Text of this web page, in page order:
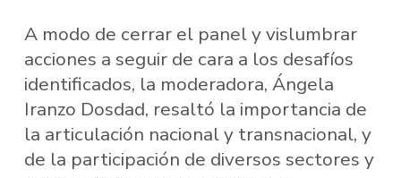
A modo de cerrar el panel y vislumbrar
acciones a seguir de cara a los desafíos
identificados, la moderadora, Ángela
Iranzo Dosdad, resaltó la importancia de
la articulación nacional y transnacional, y
de la participación de diversos sectores y